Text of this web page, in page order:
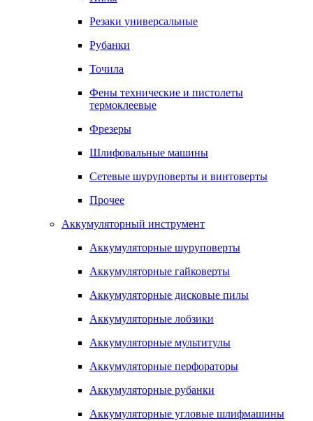
Резаки универсальные
Рубанки
Точила
Фены технические и пистолеты
термоклеевые
Фрезеры
Шлифовальные машины
Сетевые шуруповерты и винтоверты
Прочее
Аккумуляторный инструмент
Аккумуляторные шуруповерты
Аккумуляторные гайковерты
Аккумуляторные дисковые пилы
Аккумуляторные лобзики
Аккумуляторные мультитулы
Аккумуляторные перфораторы
Аккумуляторные рубанки
Аккумуляторные угловые шлифмашины